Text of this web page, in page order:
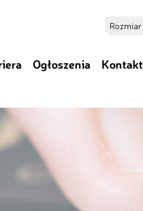
Ogłoszenia Kontakt